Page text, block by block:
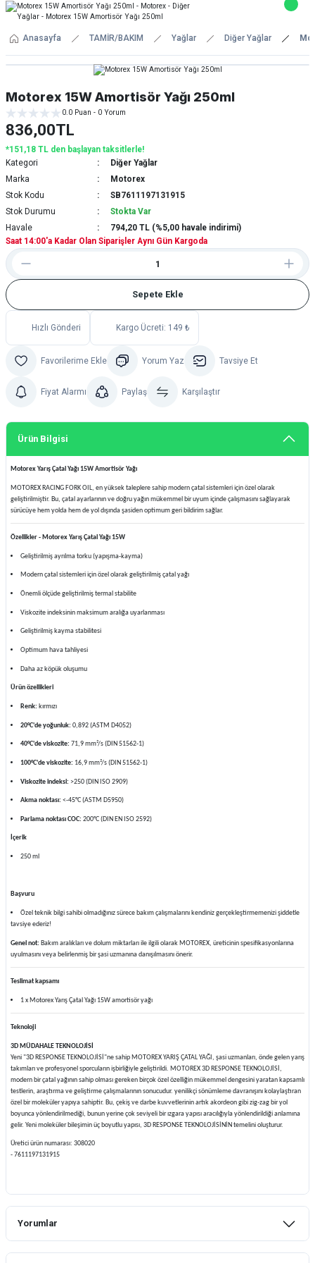
Anasayfa TAMİR/BAKIM Yağlar Diğer Yağlar
Motorex 15W Amortisör Yağı 250ml
0.0 Puan - 0 Yorum
836,00TL
*151,18 TL den başlayan taksitlerle!
Kategori
Diğer Yağlar
Marka
Motorex
Stok Kodu
SB7611197131915
Stok Durumu
Stokta Var
Havale
794,20 TL (%5,00 havale indirimi)
Saat 14:00'a Kadar Olan Siparişler Aynı Gün Kargoda
Sepete Ekle
Hızlı Gönderi Kargo Ücreti: 149 ₺
Yorum Yaz Tavsiye Et
Fiyat Alarmı Paylaş Karşılaştır
Ürün Bilgisi
Motorex Yarış Çatal Yağı 15W Amortisör Yağı
MOTOREX RACING FORK OIL, en yüksek taleplere sahip modern çatal sistemleri için özel olarak
geliştirilmiştir. Bu, çatal ayarlarının ve doğru yağın mükemmel bir uyum içinde çalışmasını sağlayarak
sürücüye hem yolda hem de yol dışında şasiden optimum geri bildirim sağlar.
Özellikler - Motorex Yarış Çatal Yağı 15W
Geliştirilmiş ayrılma torku (yapışma-kayma)
Modern çatal sistemleri için özel olarak geliştirilmiş çatal yağı
Önemli ölçüde geliştirilmiş termal stabilite
Viskozite indeksinin maksimum aralığa uyarlanması
Geliştirilmiş kayma stabilitesi
Optimum hava tahliyesi
Daha az köpük oluşumu
Ürün özellikleri
Renk: kırmızı
20°C'de yoğunluk: 0,892 (ASTM D4052)
40°C'de viskozite: 71,9 mm²/s (DIN 51562-1)
100°C'de viskozite: 16,9 mm²/s (DIN 51562-1)
Viskozite indeksi: >250 (DIN ISO 2909)
Akma noktası: <-45°C (ASTM D5950)
Parlama noktası COC: 200°C (DIN EN ISO 2592)
İçerik
250 ml
Başvuru
Özel teknik bilgi sahibi olmadığınız sürece bakım çalışmalarını kendiniz gerçekleştirmemenizi şiddetle
tavsiye ederiz!
Genel not: Bakım aralıkları ve dolum miktarları ile ilgili olarak MOTOREX, üreticinin spesifikasyonlarına
uyulmasını veya belirlenmiş bir şasi uzmanına danışılmasını önerir.
Teslimat kapsamı
1 x Motorex Yarış Çatal Yağı 15W amortisör yağı
Teknoloji
3D MÜDAHALE TEKNOLOJİSİ
Yeni "3D RESPONSE TEKNOLOJİSİ"ne sahip MOTOREX YARIŞ ÇATAL YAĞI, şasi uzmanları, önde gelen yarış
takımları ve profesyonel sporcuların işbirliğiyle geliştirildi. MOTOREX 3D RESPONSE TEKNOLOJİSİ,
modern bir çatal yağının sahip olması gereken birçok özel özelliğin mükemmel dengesini yaratan kapsamlı
testlerin, araştırma ve geliştirme çalışmalarının sonucudur. yenilikçi sönümleme davranışını kolaylaştıran
özel bir moleküler yapıya sahiptir. Bu, çekiş ve darbe kuvvetlerinin artık akordeon gibi zig-zag bir yol
boyunca yönlendirilmediği, bunun yerine çok seviyeli bir ızgara yapısı aracılığıyla yönlendirildiği anlamına
gelir. Yeni moleküler bileşimin üç boyutlu yapısı, 3D RESPONSE TEKNOLOJİSİNİN temelini oluşturur.
Üretici ürün numarası: 308020
- 7611197131915
Yorumlar